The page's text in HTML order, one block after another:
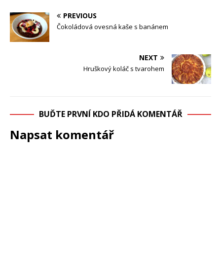
PREVIOUS
Čokoládová ovesná kaše s banánem
NEXT
Hruškový koláč s tvarohem
BUĎTE PRVNÍ KDO PŘIDÁ KOMENTÁŘ
Napsat komentář